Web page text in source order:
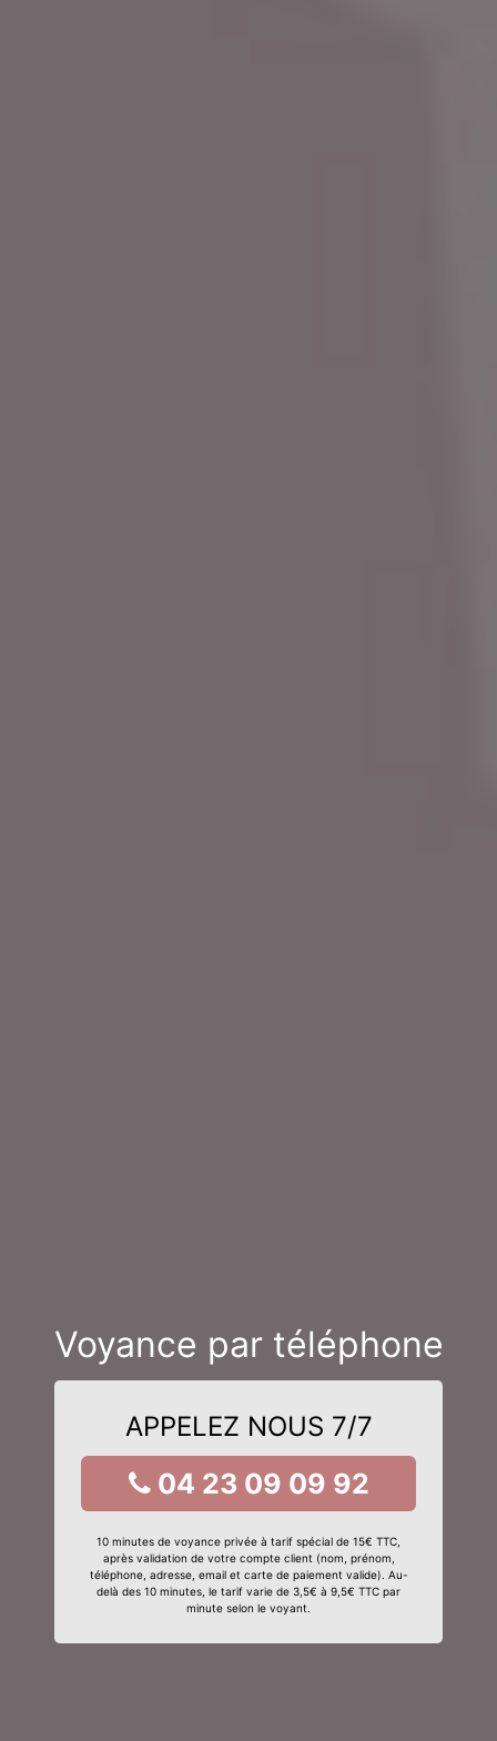
Voyance par téléphone
APPELEZ NOUS 7/7
04 23 09 09 92
10 minutes de voyance privée à tarif spécial de 15€ TTC,
après validation de votre compte client (nom, prénom,
téléphone, adresse, email et carte de paiement valide). Au-
delà des 10 minutes, le tarif varie de 3,5€ à 9,5€ TTC par
minute selon le voyant.